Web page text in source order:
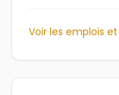
Voir les emplois